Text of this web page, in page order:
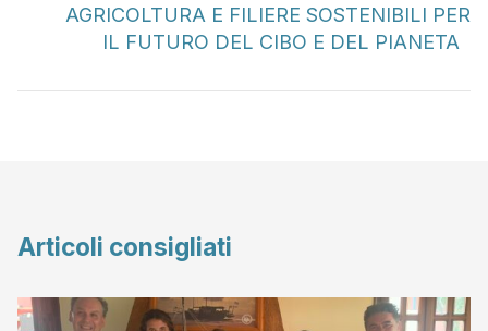
AGRICOLTURA E FILIERE SOSTENIBILI PER
IL FUTURO DEL CIBO E DEL PIANETA
Articoli consigliati